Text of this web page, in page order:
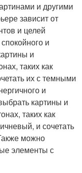
и другими
зависит от
и целей
и
и
таких как
их с темными
и
картины и
таких как
и сочетать
можно
элементы с